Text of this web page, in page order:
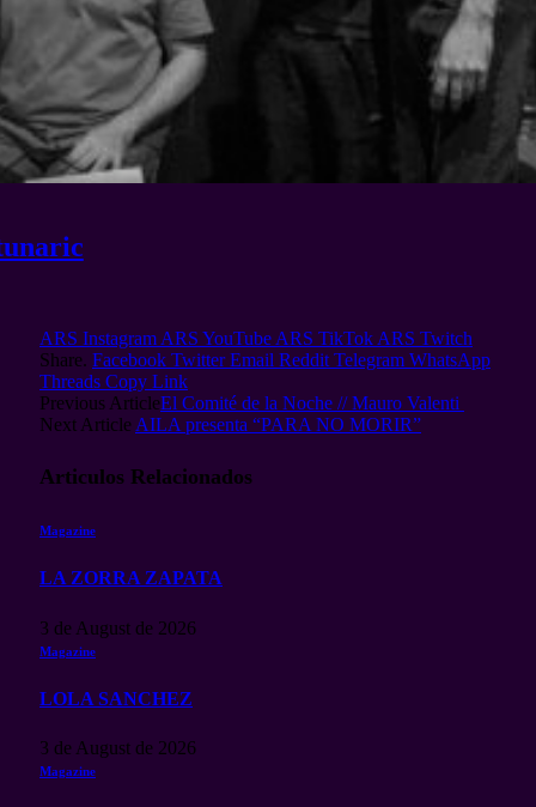
ARS Instagram ARS YouTube ARS TikTok ARS Twitch
Share. Facebook Twitter Email Reddit Telegram WhatsApp
Threads Copy Link
Previous ArticleEl Comité de la Noche // Mauro Valenti
Next Article AILA presenta “PARA NO MORIR”
Articulos Relacionados
Magazine
LA ZORRA ZAPATA
3 de August de 2026
Magazine
LOLA SANCHEZ
3 de August de 2026
Magazine